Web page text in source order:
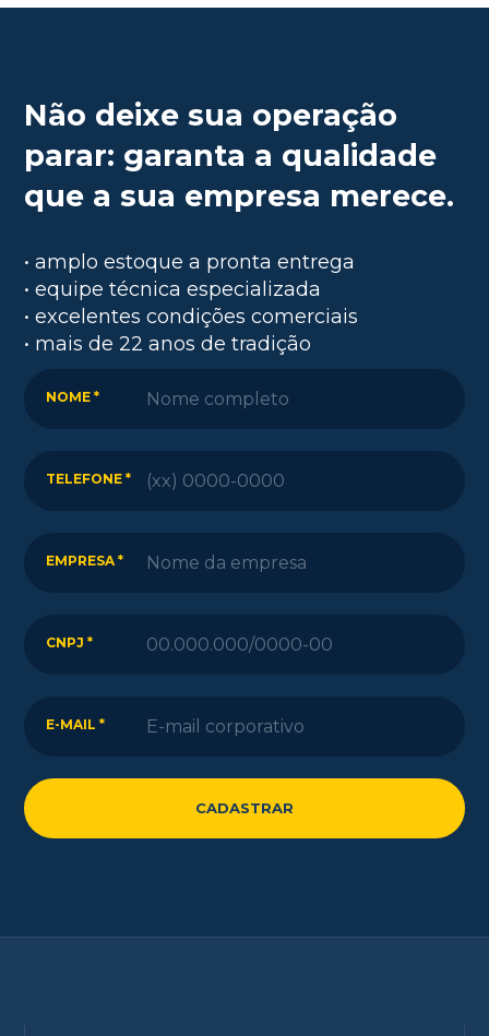
Não deixe sua operação
parar: garanta a qualidade
que a sua empresa merece.
• amplo estoque a pronta entrega
• equipe técnica especializada
• excelentes condições comerciais
• mais de 22 anos de tradição
NOME *
TELEFONE *
EMPRESA *
CNPJ *
E-MAIL *